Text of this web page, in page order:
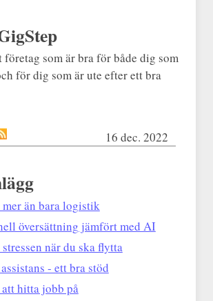
företag som är bra för både dig som
för dig som är ute efter ett bra
16 dec. 2022
än bara logistik
översättning jämfört med AI
när du ska flytta
- ett bra stöd
hitta jobb på